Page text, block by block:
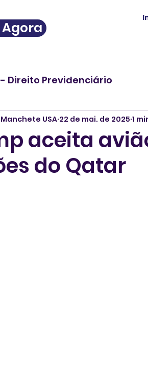
Direito Previdenciário
aceita
do Qatar
USA 22 de mai. de 2025 1